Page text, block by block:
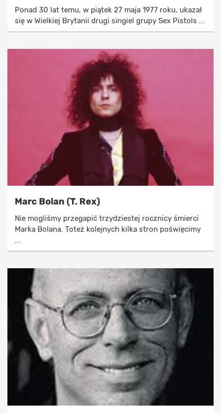
Ponad 30 lat temu, w piątek 27 maja 1977 roku, ukazał
się w Wielkiej Brytanii drugi singiel grupy Sex Pistols ...
Marc Bolan (T. Rex)
Nie mogliśmy przegapić trzydziestej rocznicy śmierci
Marka Bolana. Toteż kolejnych kilka stron poświęcimy
...